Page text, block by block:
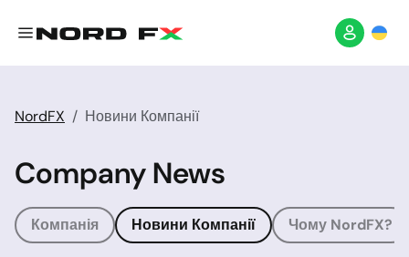
NordFX Новини Компанії
Company News
Компанія Новини Компанії Чому NordFX?